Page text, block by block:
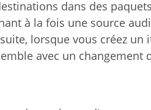
dans des
à la fois une source
lorsque vous créez
avec un changement